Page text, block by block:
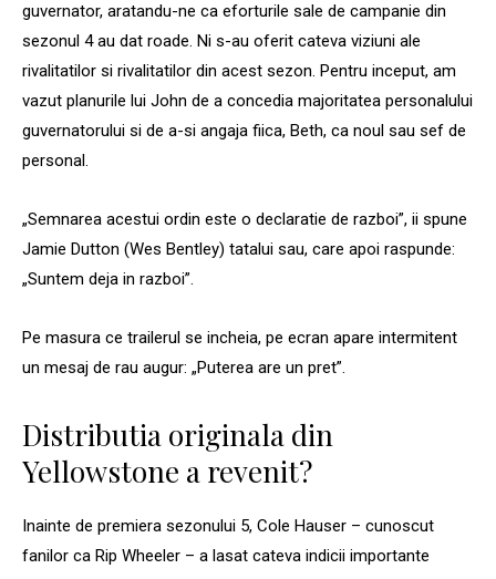
guvernator, aratandu-ne ca eforturile sale de campanie din
sezonul 4 au dat roade. Ni s-au oferit cateva viziuni ale
rivalitatilor si rivalitatilor din acest sezon. Pentru inceput, am
vazut planurile lui John de a concedia majoritatea personalului
guvernatorului si de a-si angaja fiica, Beth, ca noul sau sef de
personal.
„Semnarea acestui ordin este o declaratie de razboi”, ii spune
Jamie Dutton (Wes Bentley) tatalui sau, care apoi raspunde:
„Suntem deja in razboi”.
Pe masura ce trailerul se incheia, pe ecran apare intermitent
un mesaj de rau augur: „Puterea are un pret”.
Distributia originala din
Yellowstone a revenit?
Inainte de premiera sezonului 5, Cole Hauser – cunoscut
fanilor ca Rip Wheeler – a lasat cateva indicii importante